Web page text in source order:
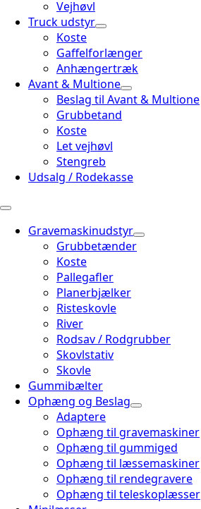
Vejhøvl
Truck udstyr
Koste
Gaffelforlænger
Anhængertræk
Avant & Multione
Beslag til Avant & Multione
Grubbetand
Koste
Let vejhøvl
Stengreb
Udsalg / Rodekasse
Gravemaskinudstyr
Grubbetænder
Koste
Pallegafler
Planerbjælker
Risteskovle
River
Rodsav / Rodgrubber
Skovlstativ
Skovle
Gummibælter
Ophæng og Beslag
Adaptere
Ophæng til gravemaskiner
Ophæng til gummiged
Ophæng til læssemaskiner
Ophæng til rendegravere
Ophæng til teleskoplæsser